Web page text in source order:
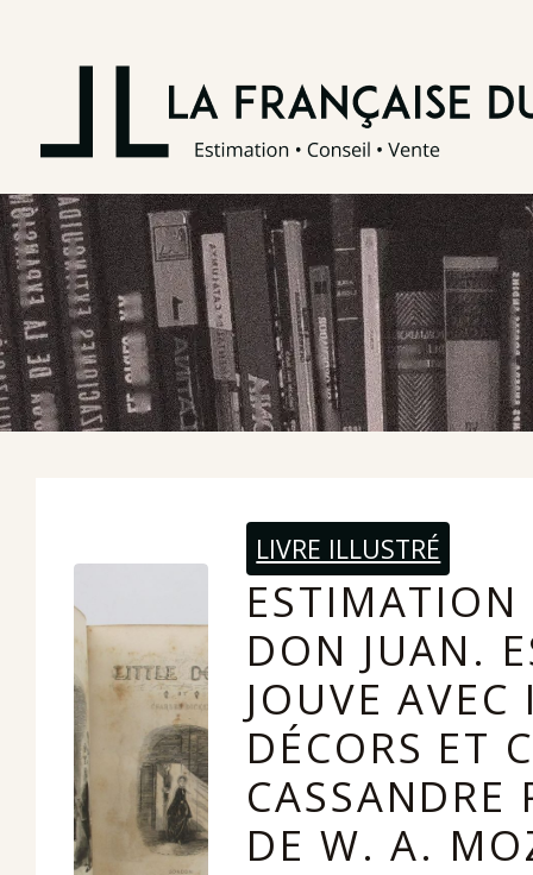
LIVRE ILLUSTRÉ
DON JUAN.
JOUVE
DÉCORS ET
DE W. A.